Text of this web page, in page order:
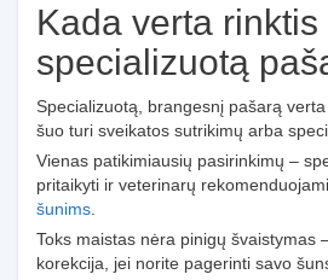
Kada verta rinktis
specializuotą
Specializuotą, brangesnį pašarą
šuo turi sveikatos sutrikimų arba
Vienas patikimiausių pasirinkimų –
pritaikyti ir veterinarų rekomenduojami
šunims.
Toks maistas nėra pinigų švaistymas
korekcija, jei norite pagerinti savo